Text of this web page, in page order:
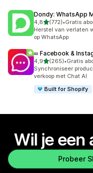
Dondy: WhatsApp
4,8van 5 sterren
(772)
772 recensies in totaal
•Gratis
Herstel van verlaten
op WhatsApp
∞ Facebook &
4,9van 5 sterren
(265)
265 recensies in
•Gratis
Synchroniseer
verkoop met Chat AI
Built for Shopify
Wil je een
Probeer